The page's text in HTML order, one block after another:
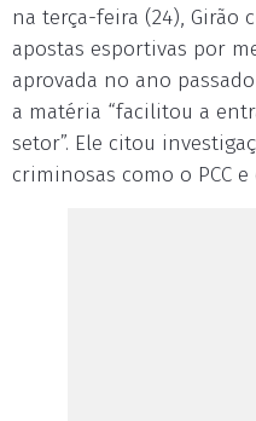
na terça-feira (24), Girão
apostas esportivas por
aprovada no ano passado
a matéria “facilitou a
setor”. Ele citou
criminosas como o PCC